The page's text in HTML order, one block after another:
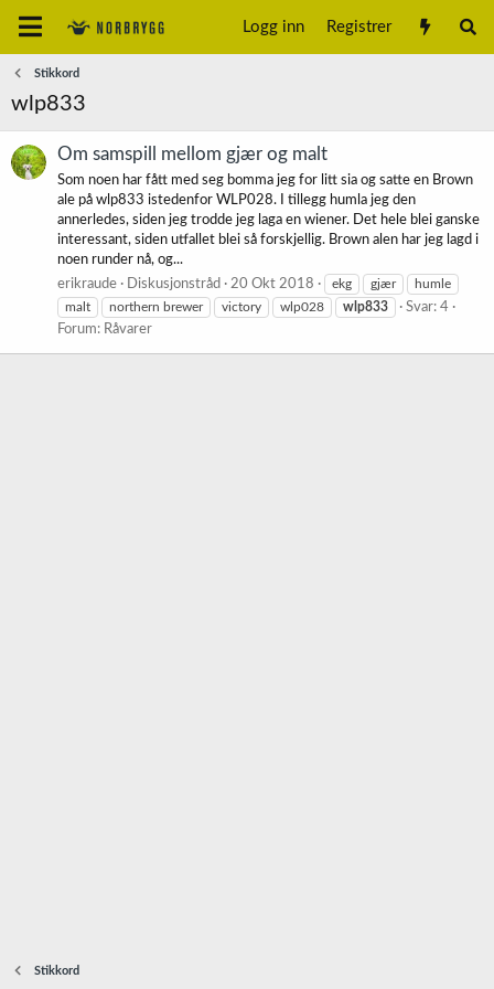
Logg inn Registrer
Stikkord
wlp833
Om samspill mellom gjær og malt
Som noen har fått med seg bomma jeg for litt sia og satte en Brown
ale på wlp833 istedenfor WLP028. I tillegg humla jeg den
annerledes, siden jeg trodde jeg laga en wiener. Det hele blei ganske
interessant, siden utfallet blei så forskjellig. Brown alen har jeg lagd i
noen runder nå, og...
erikraude
Diskusjonstråd 20 Okt 2018 ekg gjær
humle
malt
northern brewer victory wlp028 wlp833
Svar: 4
Forum: Råvarer
Stikkord